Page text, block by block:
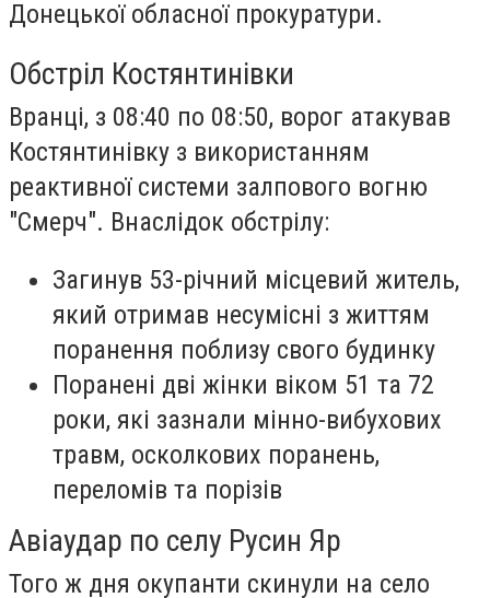
Донецької обласної прокуратури.
Обстріл Костянтинівки
Вранці, з 08:40 по 08:50, ворог атакував
Костянтинівку з використанням
реактивної системи залпового вогню
"Смерч". Внаслідок обстрілу:
Загинув 53-річний місцевий житель,
який отримав несумісні з життям
поранення поблизу свого будинку
Поранені дві жінки віком 51 та 72
роки, які зазнали мінно-вибухових
травм, осколкових поранень,
переломів та порізів
Авіаудар по селу Русин Яр
Того ж дня окупанти скинули на село